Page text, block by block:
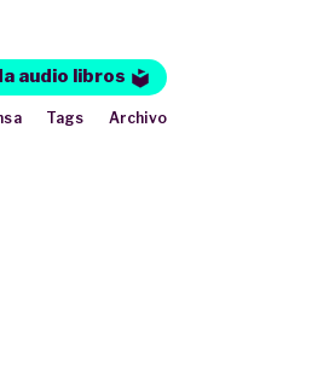
audio libros
Tags Archivo